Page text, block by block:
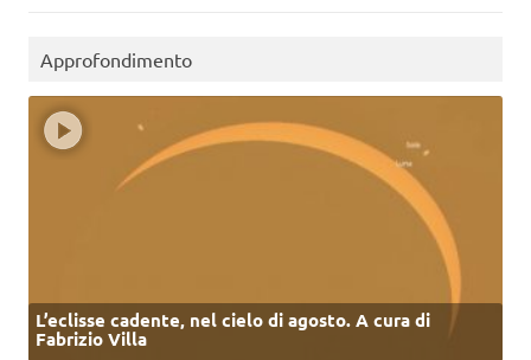
Approfondimento
L’eclisse cadente, nel cielo di agosto. A cura di
Fabrizio Villa